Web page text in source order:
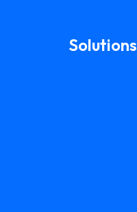
Solutions